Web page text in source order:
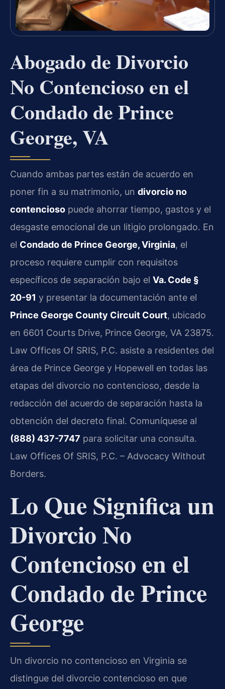
Abogado de Divorcio
No Contencioso en el
Condado de Prince
George, VA
Cuando ambas partes están de acuerdo en
poner fin a su matrimonio, un divorcio no
contencioso puede ahorrar tiempo, gastos y el
desgaste emocional de un litigio prolongado. En
el Condado de Prince George, Virginia, el
proceso requiere cumplir con requisitos
específicos de separación bajo el Va. Code §
20-91 y presentar la documentación ante el
Prince George County Circuit Court, ubicado
en 6601 Courts Drive, Prince George, VA 23875.
Law Offices Of SRIS, P.C. asiste a residentes del
área de Prince George y Hopewell en todas las
etapas del divorcio no contencioso, desde la
redacción del acuerdo de separación hasta la
obtención del decreto final. Comuníquese al
(888) 437-7747 para solicitar una consulta.
Law Offices Of SRIS, P.C. – Advocacy Without
Borders.
Lo Que Significa un
Divorcio No
Contencioso en el
Condado de Prince
George
Un divorcio no contencioso en Virginia se
distingue del divorcio contencioso en que